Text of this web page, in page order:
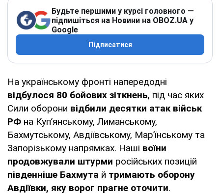
Будьте першими у курсі головного —
підпишіться на Новини на OBOZ.UA у
Google
Підписатися
На українському фронті напередодні
відбулося 80 бойових зіткнень, під час яких
Сили оборони відбили десятки атак військ
РФ на Куп’янському, Лиманському,
Бахмутському, Авдіївському, Мар’їнському та
Запорізькому напрямках. Наші воїни
продовжували штурми російських позицій
південніше Бахмута й тримають оборону
Авдіївки, яку ворог прагне оточити.